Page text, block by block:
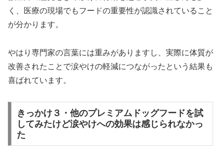
く、医療の現場でもフードの重要性が認識されていること
が分かります。
やはり専門家の言葉には重みがありますし、実際に体質が
改善されたことで涙やけの軽減につながったという結果も
喜ばれています。
きっかけ３・他のプレミアムドッグフードを試
してみたけど涙やけへの効果は感じられなかっ
た